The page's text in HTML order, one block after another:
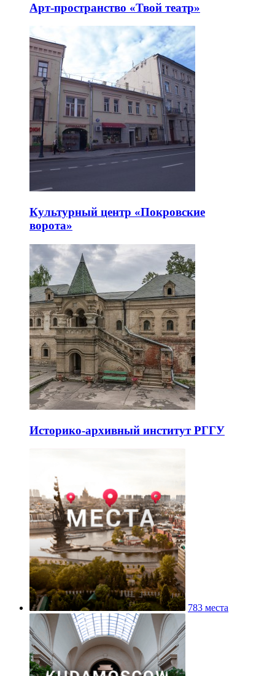
Арт-пространство «Твой театр»
Культурный центр «Покровские
ворота»
Историко-архивный институт РГГУ
783 места